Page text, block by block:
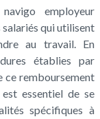
employeur
qui utilisent
au travail. En
établies par
ce remboursement
essentiel de se
spécifiques à